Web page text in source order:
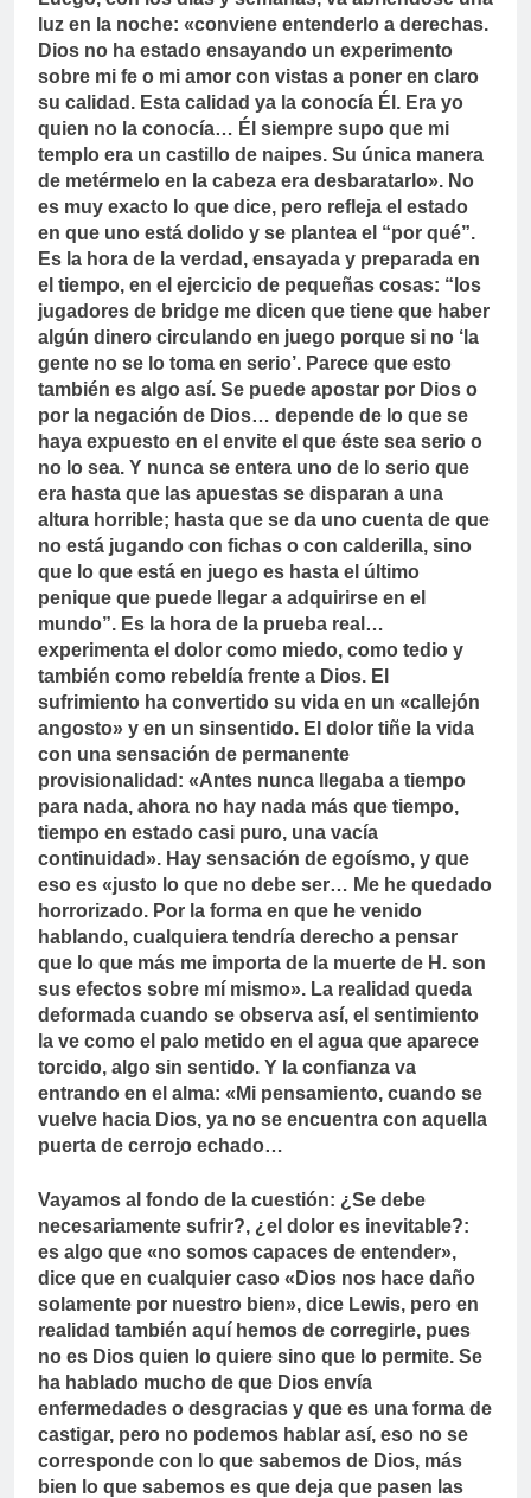
luz en la noche: «conviene entenderlo a derechas.
Dios no ha estado ensayando un experimento
sobre mi fe o mi amor con vistas a poner en claro
su calidad. Esta calidad ya la conocía Él. Era yo
quien no la conocía… Él siempre supo que mi
templo era un castillo de naipes. Su única manera
de metérmelo en la cabeza era desbaratarlo». No
es muy exacto lo que dice, pero refleja el estado
en que uno está dolido y se plantea el “por qué”.
Es la hora de la verdad, ensayada y preparada en
el tiempo, en el ejercicio de pequeñas cosas: “los
jugadores de bridge me dicen que tiene que haber
algún dinero circulando en juego porque si no ‘la
gente no se lo toma en serio’. Parece que esto
también es algo así. Se puede apostar por Dios o
por la negación de Dios… depende de lo que se
haya expuesto en el envite el que éste sea serio o
no lo sea. Y nunca se entera uno de lo serio que
era hasta que las apuestas se disparan a una
altura horrible; hasta que se da uno cuenta de que
no está jugando con fichas o con calderilla, sino
que lo que está en juego es hasta el último
penique que puede llegar a adquirirse en el
mundo”. Es la hora de la prueba real…
experimenta el dolor como miedo, como tedio y
también como rebeldía frente a Dios. El
sufrimiento ha convertido su vida en un «callejón
angosto» y en un sinsentido. El dolor tiñe la vida
con una sensación de permanente
provisionalidad: «Antes nunca llegaba a tiempo
para nada, ahora no hay nada más que tiempo,
tiempo en estado casi puro, una vacía
continuidad». Hay sensación de egoísmo, y que
eso es «justo lo que no debe ser… Me he quedado
horrorizado. Por la forma en que he venido
hablando, cualquiera tendría derecho a pensar
que lo que más me importa de la muerte de H. son
sus efectos sobre mí mismo». La realidad queda
deformada cuando se observa así, el sentimiento
la ve como el palo metido en el agua que aparece
torcido, algo sin sentido. Y la confianza va
entrando en el alma: «Mi pensamiento, cuando se
vuelve hacia Dios, ya no se encuentra con aquella
puerta de cerrojo echado…
Vayamos al fondo de la cuestión: ¿Se debe
necesariamente sufrir?, ¿el dolor es inevitable?:
es algo que «no somos capaces de entender»,
dice que en cualquier caso «Dios nos hace daño
solamente por nuestro bien», dice Lewis, pero en
realidad también aquí hemos de corregirle, pues
no es Dios quien lo quiere sino que lo permite. Se
ha hablado mucho de que Dios envía
enfermedades o desgracias y que es una forma de
castigar, pero no podemos hablar así, eso no se
corresponde con lo que sabemos de Dios, más
bien lo que sabemos es que deja que pasen las